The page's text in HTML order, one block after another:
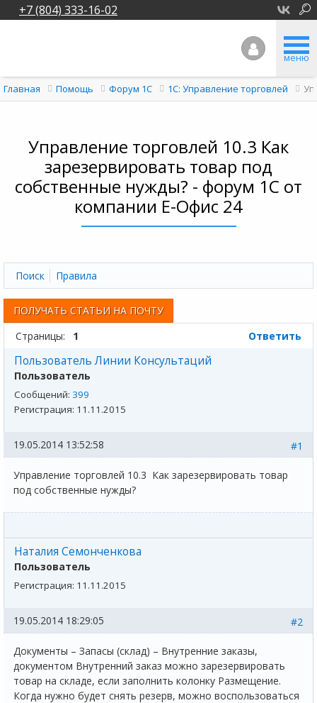
+7 (804) 333-16-02
меню
Главная Помощь Форум 1C 1С: Управление торговлей
Управление торговлей 10.3 Как
зарезервировать товар под
собственные нужды? - форум 1С от
компании Е-Офис 24
Поиск Правила
ПОЛУЧАТЬ СТАТЬИ НА ПОЧТУ
Страницы:
1 Ответить
Пользователь Линии Консультаций
Пользователь
Сообщений: 399
Регистрация: 11.11.2015
#1
19.05.2014 13:52:58
Управление торговлей 10.3 Как зарезервировать товар
под собственные нужды?
Наталия Семонченкова
Пользователь
Регистрация: 11.11.2015
#2
19.05.2014 18:29:05
Документы – Запасы (склад) – Внутренние заказы,
документом Внутренний заказ можно зарезервировать
товар на складе, если заполнить колонку Размещение.
Когда нужно будет снять резерв, можно воспользоваться